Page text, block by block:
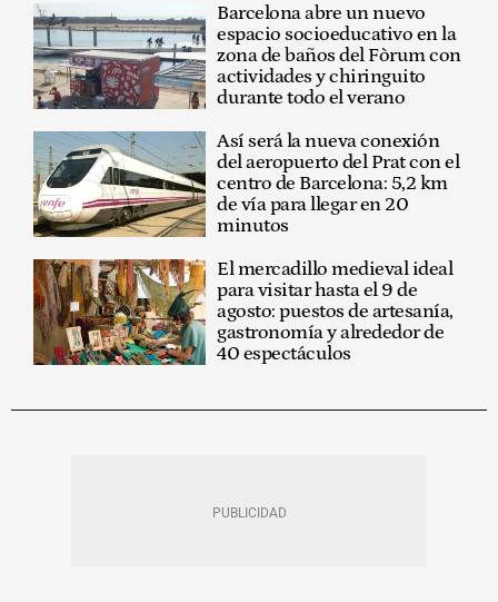
Barcelona abre un nuevo
espacio socioeducativo en la
zona de baños del Fòrum con
actividades y chiringuito
durante todo el verano
Así será la nueva conexión
del aeropuerto del Prat con el
centro de Barcelona: 5,2 km
de vía para llegar en 20
minutos
El mercadillo medieval ideal
para visitar hasta el 9 de
agosto: puestos de artesanía,
gastronomía y alrededor de
40 espectáculos